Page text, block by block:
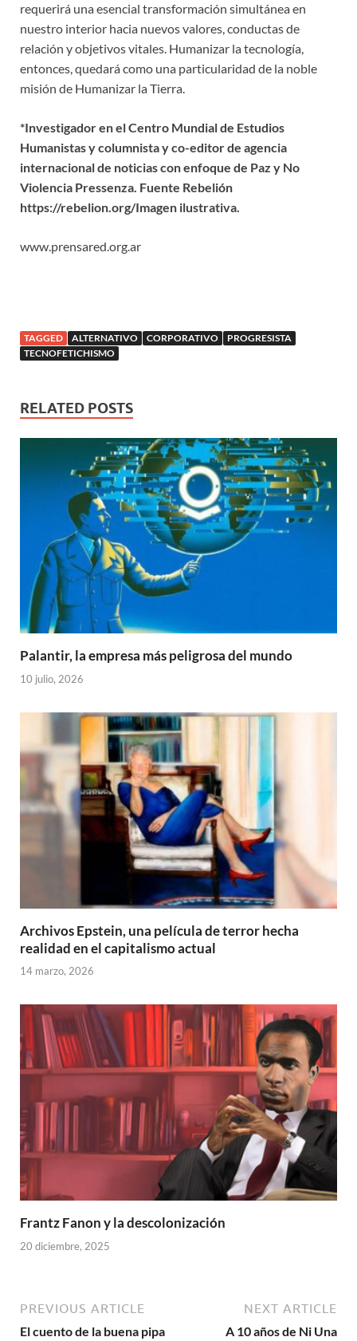
requerirá una esencial transformación simultánea en
nuestro interior hacia nuevos valores, conductas de
relación y objetivos vitales. Humanizar la tecnología,
entonces, quedará como una particularidad de la noble
misión de Humanizar la Tierra.
*Investigador en el Centro Mundial de Estudios
Humanistas y columnista y co-editor de agencia
internacional de noticias con enfoque de Paz y No
Violencia Pressenza. Fuente Rebelión
https://rebelion.org/Imagen ilustrativa.
www.prensared.org.ar
TAGGED ALTERNATIVO CORPORATIVO
PROGRESISTA
TECNOFETICHISMO
RELATED POSTS
Palantir, la empresa más peligrosa del mundo
10 julio, 2026
Archivos Epstein, una película de terror hecha
realidad en el capitalismo actual
14 marzo, 2026
Frantz Fanon y la descolonización
20 diciembre, 2025
PREVIOUS ARTICLE
El cuento de la buena pipa
NEXT ARTICLE
A 10 años de Ni Una